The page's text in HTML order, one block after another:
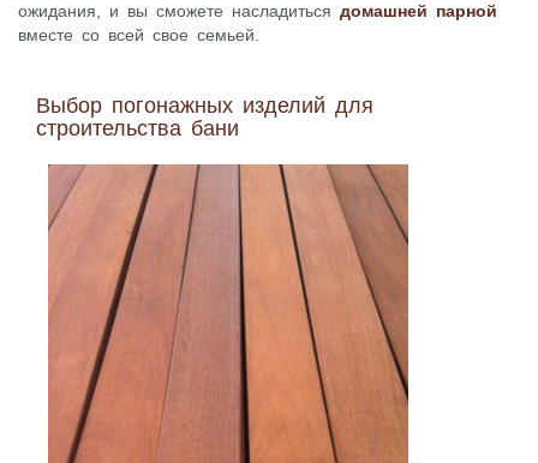
ожидания, и вы сможете насладиться домашней парной
вместе со всей свое семьей.
Выбор погонажных изделий для
строительства бани